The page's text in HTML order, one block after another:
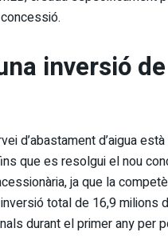
inversió
d’abastament d’aigua
que es resolgui el nou
ja que la
total de 16,9
durant el primer any per